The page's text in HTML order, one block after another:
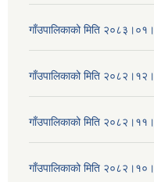
गाँउपालिकाको मिति
गाँउपालिकाको मिति
गाँउपालिकाको मिति
गाँउपालिकाको मिति